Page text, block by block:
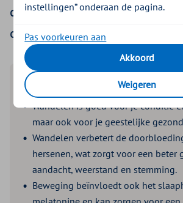
dit artikel lees je wat
oplevert voor je lijf en geest.
Lees de samenvatting
Wandelen is goed voor je conditie
maar ook voor je geestelijke
Wandelen verbetert de
hersenen, wat zorgt voor een beter
aandacht, weerstand en stemming.
Beweging beïnvloedt ook het
instellingen” onderaan de pagina.
Pas voorkeuren aan
Akkoord
Weigeren